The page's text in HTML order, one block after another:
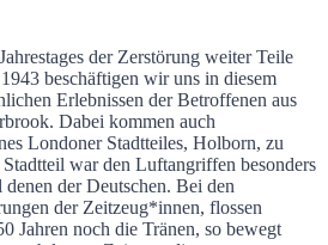
der Zerstörung weiter Teile
beschäftigen wir uns in diesem
Erlebnissen der Betroffenen aus
Dabei kommen auch
Londoner Stadtteiles, Holborn, zu
war den Luftangriffen besonders
denen der Deutschen. Bei den
der Zeitzeug*innen, flossen
Jahren noch die Tränen, so bewegt